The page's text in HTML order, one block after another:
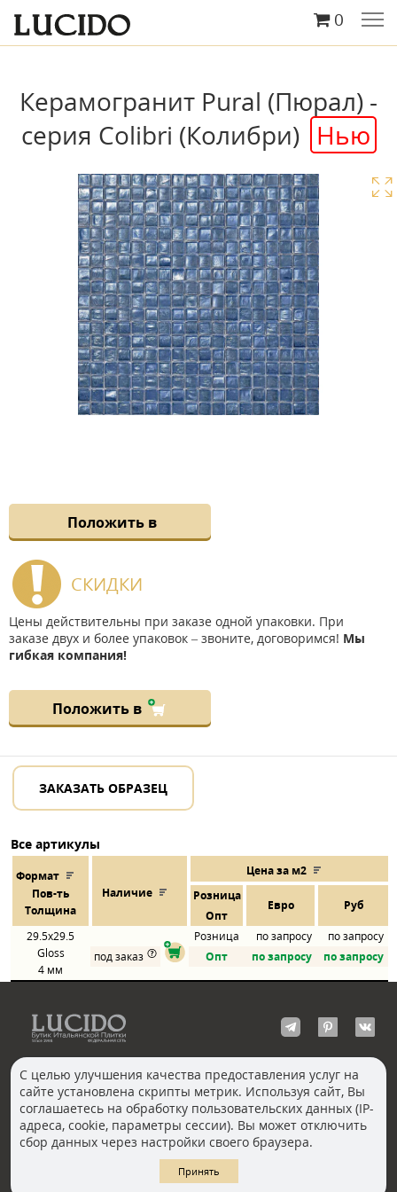
0
Керамогранит Pural (Пюрал) -
серия Colibri (Колибри) Нью
Положить в
СКИДКИ
Цены действительны при заказе одной упаковки. При
заказе двух и более упаковок – звоните, договоримся! Мы
гибкая компания!
Положить в
ЗАКАЗАТЬ ОБРАЗЕЦ
Все артикулы
Формат
Пов-ть
Толщина
Наличие
Цена за м2
Розница
Евро Руб
Опт
29.5x29.5
Gloss
4 мм
Розница по запросу
по запросу
под заказ
Опт по запросу по запросу
КОНТАКТЫ
Москва, Пречистенка
Волгоград
Екатеринбург
Казань
Новосибирск
Санкт-Петербург
С целью улучшения качества предоставления услуг на
сайте установлена скрипты метрик. Используя сайт, Вы
соглашаетесь на обработку пользовательских данных (IP-
адреса, cookie, параметры сессии). Вы может отключить
сбор данных через настройки своего браузера.
Принять